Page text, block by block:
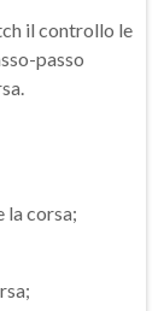
il controllo le
passo
la corsa;